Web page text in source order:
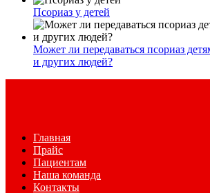
Псориаз у детей
Может ли передаваться псориаз
и других людей?
Главная
Прайс
Пациентам
Наша команда
Контакты